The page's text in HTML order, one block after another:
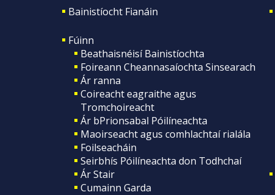
Bainistíocht Fianáin
Fúinn
Beathaisnéisí Bainistíochta
Foireann Cheannasaíochta Sinsearach
Ár ranna
Coireacht eagraithe agus
Tromchoireacht
Ár bPrionsabal Póilíneachta
Maoirseacht agus comhlachtaí rialála
Foilseacháin
Seirbhís Póilíneachta don Todhchaí
Ár Stair
Cumainn Garda